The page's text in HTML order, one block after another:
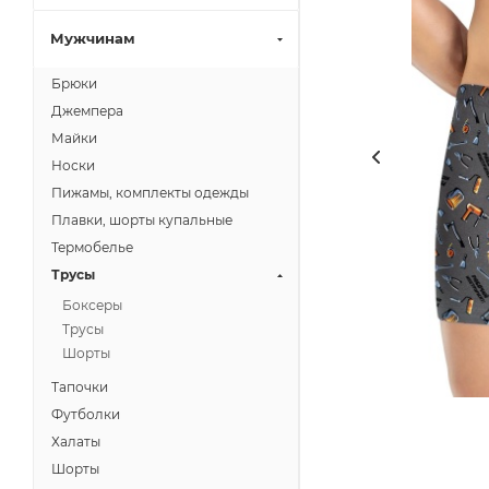
Мужчинам
Брюки
Джемпера
Майки
Носки
Пижамы, комплекты одежды
Плавки, шорты купальные
Термобелье
Трусы
Боксеры
Трусы
Шорты
Тапочки
Футболки
Халаты
Шорты